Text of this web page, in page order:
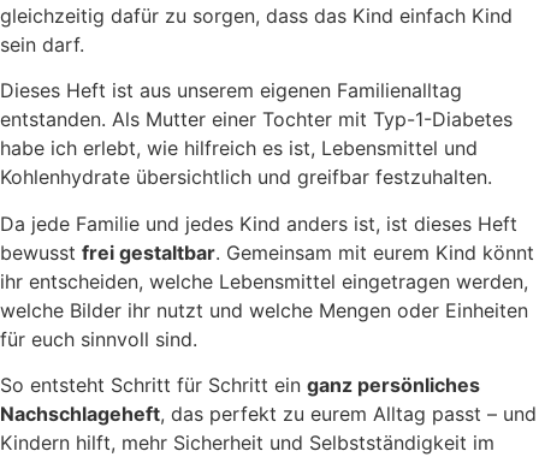
gleichzeitig dafür zu sorgen, dass das Kind einfach Kind
sein darf.
Dieses Heft ist aus unserem eigenen Familienalltag
entstanden. Als Mutter einer Tochter mit Typ-1-Diabetes
habe ich erlebt, wie hilfreich es ist, Lebensmittel und
Kohlenhydrate übersichtlich und greifbar festzuhalten.
Da jede Familie und jedes Kind anders ist, ist dieses Heft
bewusst frei gestaltbar. Gemeinsam mit eurem Kind könnt
ihr entscheiden, welche Lebensmittel eingetragen werden,
welche Bilder ihr nutzt und welche Mengen oder Einheiten
für euch sinnvoll sind.
So entsteht Schritt für Schritt ein ganz persönliches
Nachschlageheft, das perfekt zu eurem Alltag passt – und
Kindern hilft, mehr Sicherheit und Selbstständigkeit im